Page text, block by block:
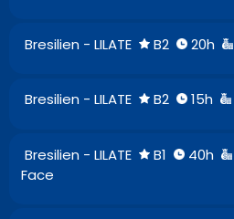
Bresilien - LILATE B2 20h
Bresilien - LILATE B2 15h
Bresilien - LILATE B1 40h
Face